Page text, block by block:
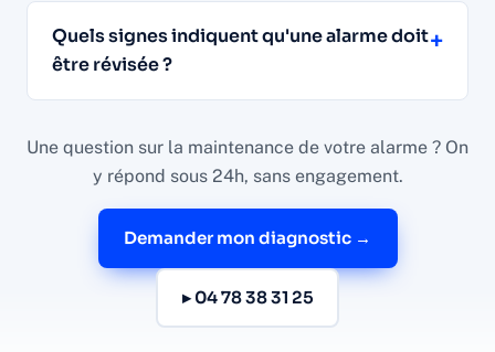
Quels signes indiquent qu'une alarme doit
être révisée ?
+
Une question sur la maintenance de votre alarme ? On
y répond sous 24h, sans engagement.
Demander mon diagnostic →
▸ 04 78 38 31 25